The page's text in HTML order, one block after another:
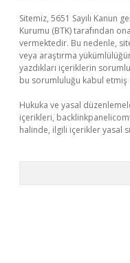
Sitemiz, 5651 Sayılı Kanun
Kurumu (BTK) tarafından
vermektedir. Bu nedenle,
veya araştırma
yazdıkları içeriklerin
bu sorumluluğu kabul etmiş
Hukuka ve yasal
içerikleri,
halinde, ilgili içerikler yasal